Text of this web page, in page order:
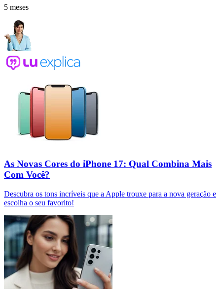
5 meses
As Novas Cores do iPhone 17: Qual Combina Mais
Com Você?
Descubra os tons incríveis que a Apple trouxe para a nova geração e
escolha o seu favorito!